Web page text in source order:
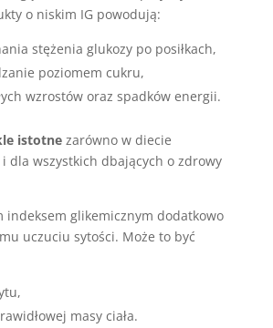
o niskim IG powodują:
stężenia glukozy po posiłkach,
poziomem cukru,
wzrostów oraz spadków energii.
istotnezarówno w diecie
dla wszystkich dbających o zdrowy
indeksem glikemicznym dodatkowo
uczuciu sytości. Może to być
masy ciała.